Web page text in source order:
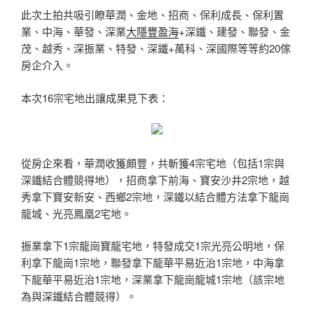
此次土拍共吸引瞭華潤、金地、招商、保利成長、保利置
業、中海、華發、深業大隱豐盈海+深鐵、建發、聯發、金
茂、越秀、深振業、特發、深鐵+萬科、深國際等等約20傢
房企介入。
本次16宗宅地出讓成果見下表：
從房企來看，華潤收獲頗豐，共斬獲4宗宅地（包括1宗與
深鐵結合體競得地），招商拿下前海、寶安沙井2宗地，越
秀拿下寶安新安、西鄉2宗地，深鐵以結合體方法拿下龍崗
龍城、光亮鳳凰2宅地。
振業拿下1宗龍崗寶龍宅地，特發成交1宗光亮公明地，保
利拿下龍崗1宗地，聯發拿下龍華平易近治1宗地，中海拿
下龍華平易近治1宗地，深業拿下龍崗龍城1宗地（該宗地
為與深鐵結合體競得）。